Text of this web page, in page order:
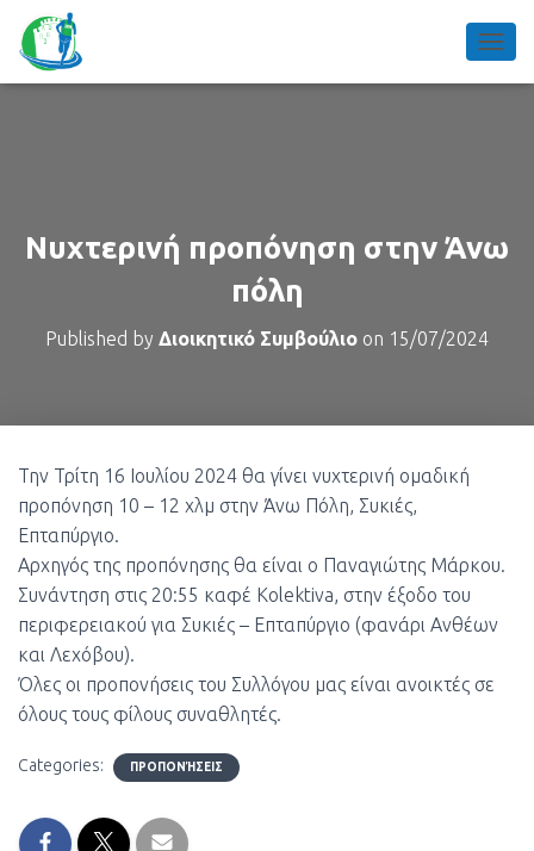
Νυχτερινή προπόνηση στην Άνω
πόλη
Published by Διοικητικό Συμβούλιο on 15/07/2024
Την Τρίτη 16 Ιουλίου 2024 θα γίνει νυχτερινή ομαδική
προπόνηση 10 – 12 χλμ στην Άνω Πόλη, Συκιές,
Επταπύργιο.
Αρχηγός της προπόνησης θα είναι ο Παναγιώτης Μάρκου.
Συνάντηση στις 20:55 καφέ Kolektiva, στην έξοδο του
περιφερειακού για Συκιές – Επταπύργιο (φανάρι Ανθέων
και Λεχόβου).
Όλες οι προπονήσεις του Συλλόγου μας είναι ανοικτές σε
όλους τους φίλους συναθλητές.
Categories: ΠΡΟΠΟΝΉΣΕΙΣ